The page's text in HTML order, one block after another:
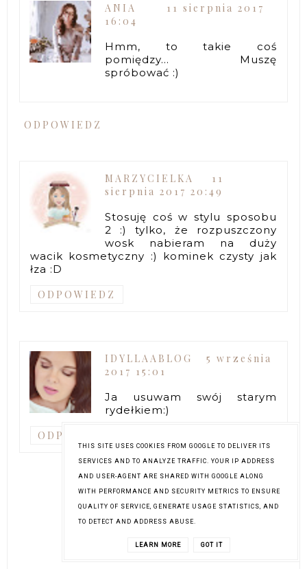
ANIA
11 sierpnia 2017
16:04
Hmm, to takie coś
pomiędzy... Muszę
spróbować :)
ODPOWIEDZ
MARZYCIELKA
11
sierpnia 2017 20:49
Stosuję coś w stylu sposobu
2 :) tylko, że rozpuszczony
wosk nabieram na duży
wacik kosmetyczny :) kominek czysty jak
łza :D
ODPOWIEDZ
IDYLLAABLOG
5 września
2017 15:01
Ja usuwam swój starym
rydełkiem:)
ODPOWIEDZ
THIS SITE USES COOKIES FROM GOOGLE TO DELIVER ITS
SERVICES AND TO ANALYZE TRAFFIC. YOUR IP ADDRESS
AND USER-AGENT ARE SHARED WITH GOOGLE ALONG
WITH PERFORMANCE AND SECURITY METRICS TO ENSURE
QUALITY OF SERVICE, GENERATE USAGE STATISTICS, AND
TO DETECT AND ADDRESS ABUSE.
LEARN MORE GOT IT